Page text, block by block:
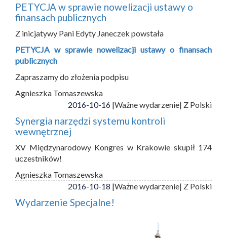
PETYCJA w sprawie nowelizacji ustawy o
finansach publicznych
Z inicjatywy Pani Edyty Janeczek powstała
PETYCJA w sprawie nowelizacji ustawy o finansach
publicznych
Zapraszamy do złożenia podpisu
Agnieszka Tomaszewska
2016-10-16 |Ważne wydarzenie| Z Polski
Synergia narzędzi systemu kontroli
wewnętrznej
XV Międzynarodowy Kongres w Krakowie skupił 174
uczestników!
Agnieszka Tomaszewska
2016-10-18 |Ważne wydarzenie| Z Polski
Wydarzenie Specjalne!